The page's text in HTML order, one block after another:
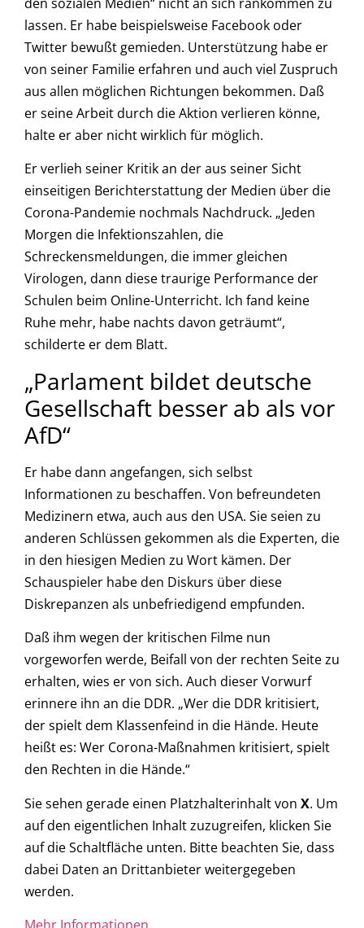
lassen. Er habe beispielsweise Facebook oder
Twitter bewußt gemieden. Unterstützung habe er
von seiner Familie erfahren und auch viel Zuspruch
aus allen möglichen Richtungen bekommen. Daß
er seine Arbeit durch die Aktion verlieren könne,
halte er aber nicht wirklich für möglich.
Er verlieh seiner Kritik an der aus seiner Sicht
einseitigen Berichterstattung der Medien über die
Corona-Pandemie nochmals Nachdruck. „Jeden
Morgen die Infektionszahlen, die
Schreckensmeldungen, die immer gleichen
Virologen, dann diese traurige Performance der
Schulen beim Online-Unterricht. Ich fand keine
Ruhe mehr, habe nachts davon geträumt“,
schilderte er dem Blatt.
„Parlament bildet deutsche
Gesellschaft besser ab als vor
AfD“
Er habe dann angefangen, sich selbst
Informationen zu beschaffen. Von befreundeten
Medizinern etwa, auch aus den USA. Sie seien zu
anderen Schlüssen gekommen als die Experten, die
in den hiesigen Medien zu Wort kämen. Der
Schauspieler habe den Diskurs über diese
Diskrepanzen als unbefriedigend empfunden.
Daß ihm wegen der kritischen Filme nun
vorgeworfen werde, Beifall von der rechten Seite zu
erhalten, wies er von sich. Auch dieser Vorwurf
erinnere ihn an die DDR. „Wer die DDR kritisiert,
der spielt dem Klassenfeind in die Hände. Heute
heißt es: Wer Corona-Maßnahmen kritisiert, spielt
den Rechten in die Hände.“
Sie sehen gerade einen Platzhalterinhalt von X. Um
auf den eigentlichen Inhalt zuzugreifen, klicken Sie
auf die Schaltfläche unten. Bitte beachten Sie, dass
dabei Daten an Drittanbieter weitergegeben
werden.